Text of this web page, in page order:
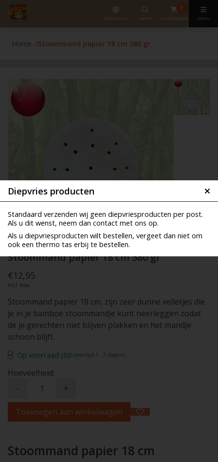
nederlands zoeken
0
winkelwagen menu
Diepvries producten
Standaard verzenden wij geen diepvriesproducten per post.
Als u dit wenst, neem dan contact met ons op.
Als u diepvriesproducten wilt bestellen, vergeet dan niet om
ook een thermo tas erbij te bestellen.
Home Stoommand papier 18 cm 380 gr
Stoommand papier 18 cm 380 gr
€12,95
Incl. btw
Stoommand papier 18 cm, zijn zeer dunne velletjes die
je in je bamboe stoommandje kunt neerleggen zodat
de je gerechten niet blijven plakken en het mandje
schoon blijft.
Op voorraad (8)(Levertijd:1 - 2 dagen)
Hoeveelheid:
-
+
Toevoegen aan winkelwagen
Stoommand papier 18 cm